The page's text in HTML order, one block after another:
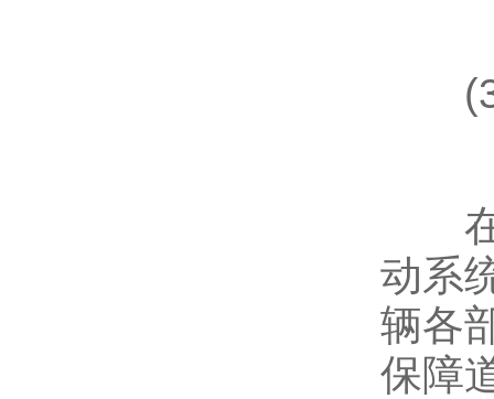
(3)
在
动系
辆各
保障